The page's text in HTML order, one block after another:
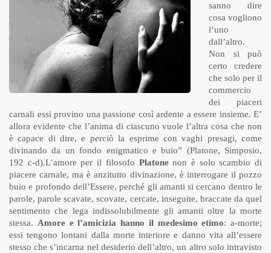
sanno dire
cosa vogliono
l’uno
dall’altro.
Non si può
certo credere
che solo per il
commercio
dei piaceri
carnali essi provino una passione così ardente a essere insieme. E’
allora evidente che l’anima di ciascuno vuole l’altra cosa che non
è capace di dire, e perciò la esprime con vaghi presagi, come
divinando da un fondo enigmatico e buio” (Platone, Simposio,
192 c-d).L’amore per il filosofo Platonenon è solo scambio di
piacere carnale, ma è anzitutto divinazione, è interrogare il pozzo
buio e profondo dell’Essere, perché gli amanti si cercano dentro le
parole, parole scavate, scovate, cercate, inseguite, braccate da quel
sentimento che lega indissolubilmente gli amanti oltre la morte
stessa. Amore e l’amicizia hanno il medesimo etimo: a-morte;
essi tengono lontani dalla morte interiore e danno vita all’essere
stesso che s’incarna nel desiderio dell’altro, un altro solo intravisto